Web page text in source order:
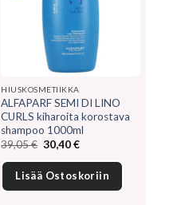
HIUSKOSMETIIKKA
ALFAPARF SEMI DI LINO
CURLS kiharoita korostava
shampoo 1000ml
39,05€ Alkuperäinen
hinta
oli:
39,05 €.
30,40€Nykyinen
on:
30,40 €.
Lisää Ostoskoriin